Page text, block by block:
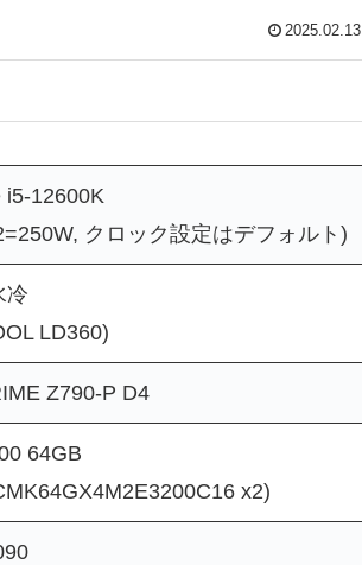
2025.02.13
i5-12600K
クロック設定はデフォルト)
冷
LD360)
Z790-P D4
64GB
x2)